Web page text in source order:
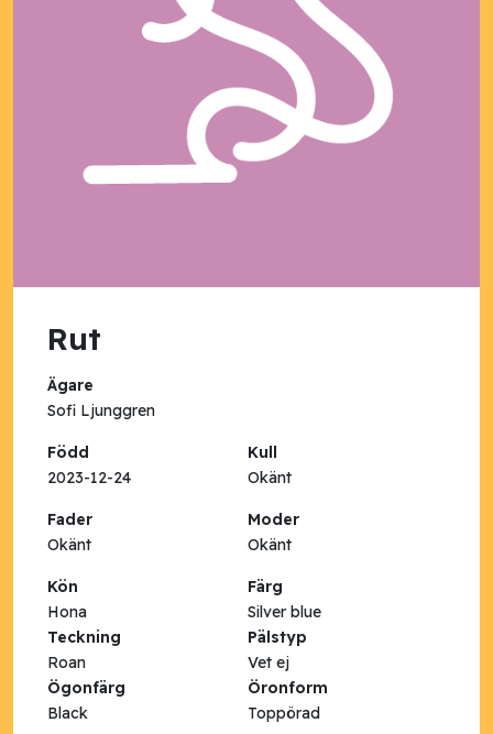
Rut
Ägare
Sofi Ljunggren
Född
Kull
2023-12-24
Okänt
Fader
Moder
Okänt
Okänt
Kön
Färg
Hona
Silver blue
Teckning
Pälstyp
Roan
Vet ej
Ögonfärg
Öronform
Black
Toppörad